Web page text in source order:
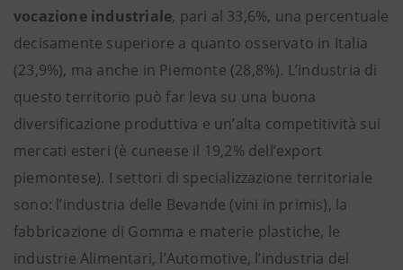
vocazione industriale, pari al 33,6%, una percentuale
decisamente superiore a quanto osservato in Italia
(23,9%), ma anche in Piemonte (28,8%). L’industria di
questo territorio può far leva su una buona
diversificazione produttiva e un’alta competitività sui
mercati esteri (è cuneese il 19,2% dell’export
piemontese). I settori di specializzazione territoriale
sono: l’industria delle Bevande (vini in primis), la
fabbricazione di Gomma e materie plastiche, le
industrie Alimentari, l’Automotive, l’industria del